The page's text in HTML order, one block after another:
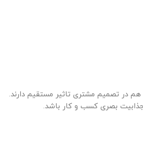
در تصمیم مشتری تاثیر مستقیم دارند.
جذابیت بصری کسب و کار باشد.